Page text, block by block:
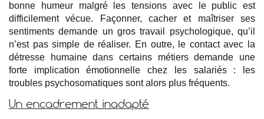
bonne humeur malgré les tensions avec le public est
difficilement vécue. Façonner, cacher et maîtriser ses
sentiments demande un gros travail psychologique, qu’il
n’est pas simple de réaliser. En outre, le contact avec la
détresse humaine dans certains métiers demande une
forte implication émotionnelle chez les salariés : les
troubles psychosomatiques sont alors plus fréquents.
Un encadrement inadapté